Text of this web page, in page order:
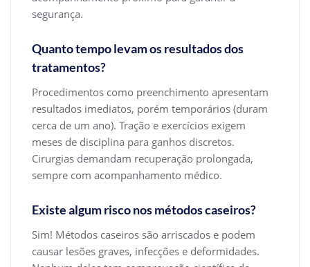
segurança.
Quanto tempo levam os resultados dos
tratamentos?
Procedimentos como preenchimento apresentam
resultados imediatos, porém temporários (duram
cerca de um ano). Tração e exercícios exigem
meses de disciplina para ganhos discretos.
Cirurgias demandam recuperação prolongada,
sempre com acompanhamento médico.
Existe algum risco nos métodos caseiros?
Sim! Métodos caseiros são arriscados e podem
causar lesões graves, infecções e deformidades.